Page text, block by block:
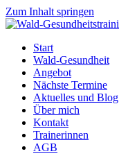
Zum Inhalt springen
Start
Wald-Gesundheit
Angebot
Nächste Termine
Aktuelles und Blog
Über mich
Kontakt
Trainerinnen
AGB